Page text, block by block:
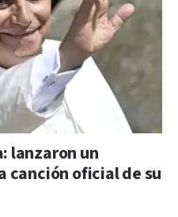
lanzaron un
canción oficial de su